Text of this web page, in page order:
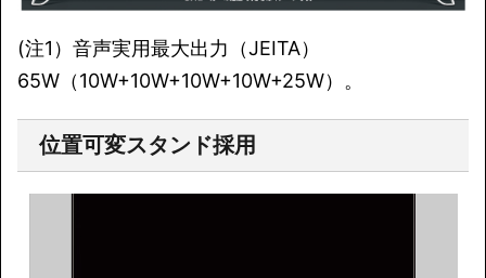
(注1）音声実用最大出力（JEITA）
65W（10W+10W+10W+10W+25W）。
位置可変スタンド採用